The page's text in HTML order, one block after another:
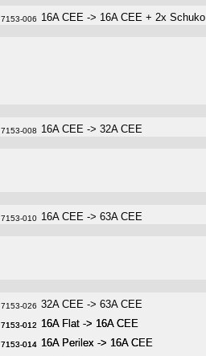
7153-006 16A CEE -> 16A CEE + 2x Schuko
7153-008 16A CEE -> 32A CEE
7153-010 16A CEE -> 63A CEE
7153-026 32A CEE -> 63A CEE
7153-012 16A Flat -> 16A CEE
7153-012 16A Flat -> 16A CEE
7153-014 16A Perilex -> 16A CEE
7153-014 16A Perilex -> 16A CEE